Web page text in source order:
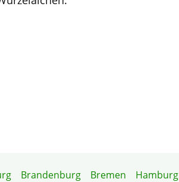
Brandenburg Bremen Hamburg